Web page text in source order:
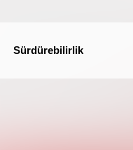
Sürdürebilirlik